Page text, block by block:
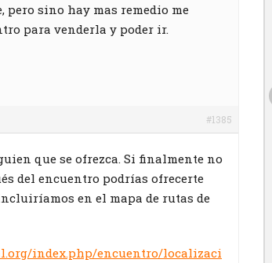
pero sino hay mas remedio me
para venderla y poder ir.
#1385
que se ofrezca. Si finalmente no
del encuentro podrías ofrecerte
en el mapa de rutas de
index.php/encuentro/localizaci